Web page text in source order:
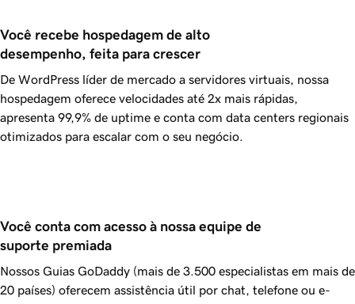
Você recebe hospedagem de alto
desempenho, feita para crescer
De WordPress líder de mercado a servidores virtuais, nossa
hospedagem oferece velocidades até 2x mais rápidas,
apresenta 99,9% de uptime e conta com data centers regionais
otimizados para escalar com o seu negócio.
Você conta com acesso à nossa equipe de
suporte premiada
Nossos Guias GoDaddy (mais de 3.500 especialistas em mais de
20 países) oferecem assistência útil por chat, telefone ou e-